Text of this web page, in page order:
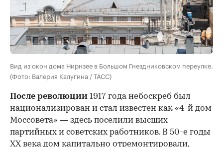
Вид из окон дома Нирнзее в Большом Гнездниковском переулке.
(Фото: Валерия Калугина / ТАСС)
После революции 1917 года небоскреб был
национализирован и стал известен как «4-й дом
Моссовета» — здесь поселили высших
партийных и советских работников. В 50-е годы
ХХ века дом капитально отремонтировали,